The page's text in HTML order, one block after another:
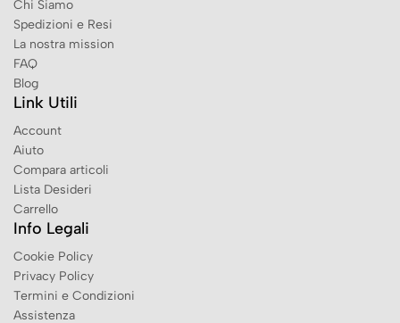
Chi Siamo
Spedizioni e Resi
La nostra mission
FAQ
Blog
Link Utili
Account
Aiuto
Compara articoli
Lista Desideri
Carrello
Info Legali
Cookie Policy
Privacy Policy
Termini e Condizioni
Assistenza